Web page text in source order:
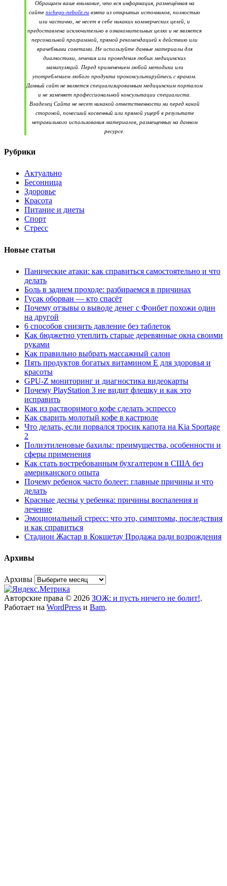
Обращаем ваше внимание, что вся информация, размещённая на
сайте nichego-nebolit.ru взята из открытых источников, полностью
или частично, не несет в себе никаких коммерческих целей, и
предоставлена исключительно в ознакомительных целях и не является
персональной программой, прямой рекомендацией к действию или
врачебными советами. Не используйте данные материалы для
диагностики, лечения или проведения любых медицинских
манипуляций. Перед применением любой методики или
употреблением любого продукта проконсультируйтесь с врачом.
Данный сайт не является специализированным медицинским порталом
и не заменяет профессиональной консультации специалиста.
Владелец Сайта не несет никакой ответственности ни перед какой
стороной, понесший косвенный или прямой ущерб в результате
неправильного использования материалов, размещенных на данном
ресурсе.
Рубрики
Актуально
Бесонница
Здоровье
Красота
Питание и диеты
Спорт
Стресс
Новые статьи
Панические атаки: как справиться самостоятельно и что
делать
Боль в заднем проходе: разбираемся в причинах
Гусак оборван — кто спасёт
Почему отзывы о выводе денег с Фонбет похожи один
на другой
6 способов снизить давление без таблеток
Как бюджетно утеплить старые деревянные окна своими
руками
Как правильно выбрать массажный салон
Пять продуктов богатых витамином Е для здоровья и
красоты
GPU-Z мониторинг и диагностика видеокарты
Почему PlayStation 3 не видит флешку и как это
исправить
Как из растворимого кофе сделать эспрессо
Как сварить молотый кофе в кастрюле
Что делать, если порвался тросик капота на Kia Sportage
2
Полиэтиленовые бахилы: преимущества, особенности и
сферы применения
Как стать востребованным бухгалтером в США без
американского опыта
Почему ребенок часто болеет: главные причины и что
делать
Красные десны у ребенка: причины воспаления и
лечение
Эмоциональный стресс: что это, симптомы, последствия
и как справиться
Стадион Жастар в Кокшетау Продажа ради возрождения
Архивы
Архивы
Авторские права © 2026 ЗОЖ: и пусть ничего не болит!.
Работает на WordPress и Bam.